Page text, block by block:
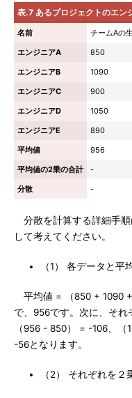
表.7 あるプロジェクトのエン
名前 チームAの
エンジニアA
850
エンジニアB
1090
エンジニアC
900
エンジニアD
1050
エンジニアE
890
平均値
956
平均値の2乗の合計
-
分散
-
分散を計算する詳細手順
して考えてください。
（1） 各データと平
平均値 = （850 + 1090
で、956です。次に、それ
（956 - 850） = -106、
-56となります。
（2） それぞれを２